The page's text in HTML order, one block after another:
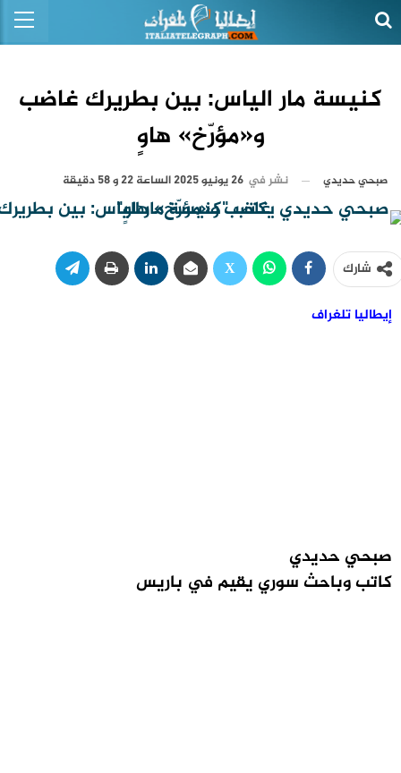
كنيسة مار الياس: بين بطريرك غاضب
و«مؤرّخ» هاوٍ
صبحي حديدي نشر في 26 يونيو 2025 الساعة 22 و 58 دقيقة
شارك
إيطاليا تلغراف
صبحي حديدي
كاتب وباحث سوري يقيم في باريس